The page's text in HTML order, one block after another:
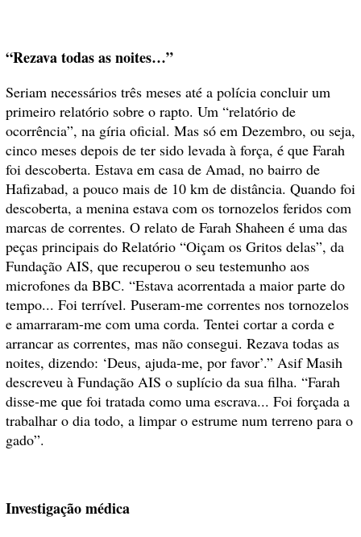
“Rezava todas as noites…”
Seriam necessários três meses até a polícia concluir um
primeiro relatório sobre o rapto. Um “relatório de
ocorrência”, na gíria oficial. Mas só em Dezembro, ou seja,
cinco meses depois de ter sido levada à força, é que Farah
foi descoberta. Estava em casa de Amad, no bairro de
Hafizabad, a pouco mais de 10 km de distância. Quando foi
descoberta, a menina estava com os tornozelos feridos com
marcas de correntes. O relato de Farah Shaheen é uma das
peças principais do Relatório “Oiçam os Gritos delas”, da
Fundação AIS, que recuperou o seu testemunho aos
microfones da BBC. “Estava acorrentada a maior parte do
tempo... Foi terrível. Puseram-me correntes nos tornozelos
e amarraram-me com uma corda. Tentei cortar a corda e
arrancar as correntes, mas não consegui. Rezava todas as
noites, dizendo: ‘Deus, ajuda-me, por favor’.” Asif Masih
descreveu à Fundação AIS o suplício da sua filha. “Farah
disse-me que foi tratada como uma escrava... Foi forçada a
trabalhar o dia todo, a limpar o estrume num terreno para o
gado”.
Investigação médica